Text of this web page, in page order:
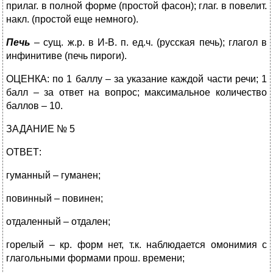
прилаг. в полной форме (простой фасон); глаг. в повелит.
накл. (простой еще немного).
Печь – сущ. ж.р. в И-В. п. ед.ч. (русская печь); глагол в
инфинитиве (печь пироги).
ОЦЕНКА: по 1 баллу – за указание каждой части речи; 1
балл – за ответ на вопрос; максимальное количество
баллов – 10.
ЗАДАНИЕ № 5
ОТВЕТ:
гуманный – гуманен;
повинный – повинен;
отдаленный – отдален;
горелый – кр. форм нет, т.к. наблюдается омонимия с
глагольными формами прош. времени;